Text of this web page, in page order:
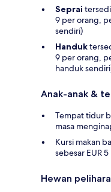
Seprai
9 per orang,
sendiri)
Handuk
9 per orang,
handuk
Anak-anak &
Tempat tidur
masa
Kursi makan
sebesar EUR
Hewan